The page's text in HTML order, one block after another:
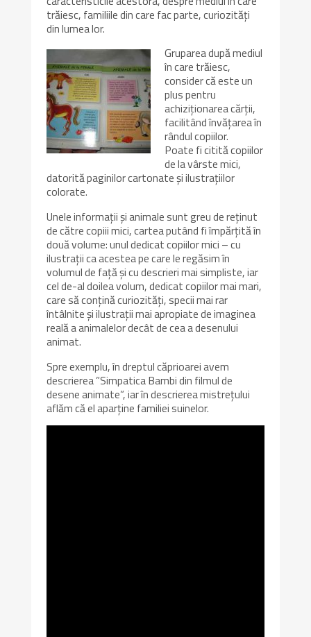
trăiesc, familiile din care fac parte, curiozități
din lumea lor.
Gruparea după mediul
în care trăiesc,
consider că este un
plus pentru
achiziționarea cărții,
facilitând învățarea în
rândul copiilor.
Poate fi citită copiilor
de la vârste mici,
datorită paginilor cartonate și ilustrațiilor
colorate.
Unele informații și animale sunt greu de reținut
de către copiii mici, cartea putând fi împărțită în
două volume: unul dedicat copiilor mici – cu
ilustrații ca acestea pe care le regăsim în
volumul de față și cu descrieri mai simpliste, iar
cel de-al doilea volum, dedicat copiilor mai mari,
care să conțină curiozități, specii mai rar
întâlnite și ilustrații mai apropiate de imaginea
reală a animalelor decât de cea a desenului
animat.
Spre exemplu, în dreptul căprioarei avem
descrierea ”Simpatica Bambi din filmul de
desene animate”, iar în descrierea mistrețului
aflăm că el aparține familiei suinelor.